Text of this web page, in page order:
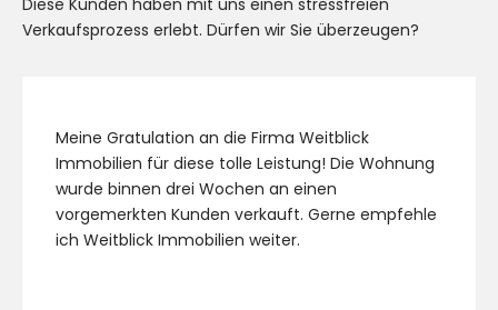
Diese Kunden haben mit uns einen stressfreien
Verkaufsprozess erlebt. Dürfen wir Sie überzeugen?
Meine Gratulation an die Firma Weitblick
Immobilien für diese tolle Leistung! Die Wohnung
wurde binnen drei Wochen an einen
vorgemerkten Kunden verkauft. Gerne empfehle
ich Weitblick Immobilien weiter.